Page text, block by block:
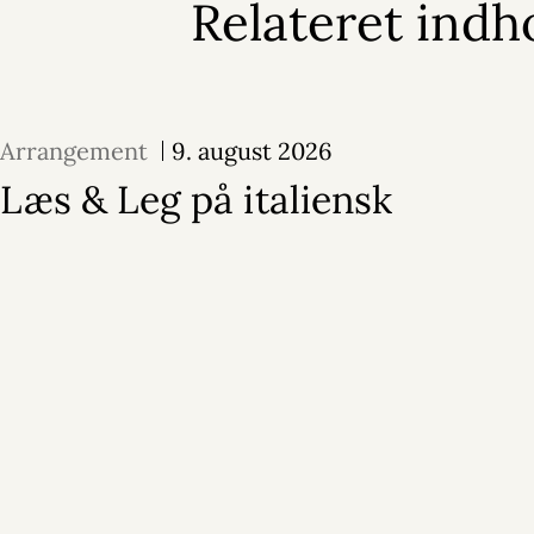
Relateret
Arrangement 9. august 2026
Læs & Leg på italiensk